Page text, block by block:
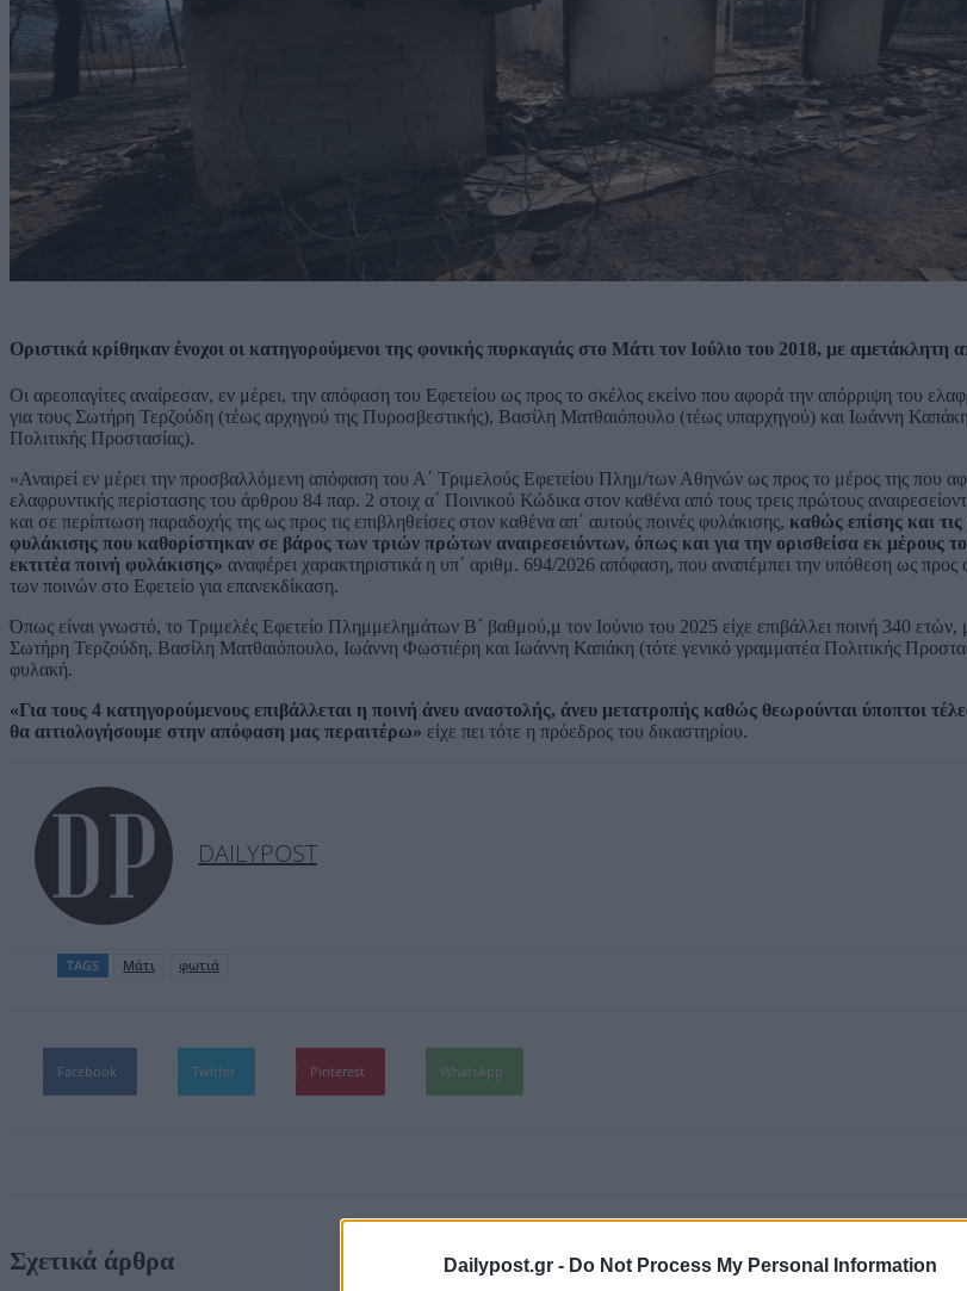
Dailypost.gr - Do Not Process My Personal Information
Οριστικά κρίθηκαν ένοχοι οι κατηγορούμενοι της φονικής πυρκαγιάς στο Μάτι τον Ιούλιο του 2018, με
Οι αρεοπαγίτες αναίρεσαν, εν μέρει, την απόφαση του Εφετείου ως προς το σκέλος εκείνο που αφορά την απόρριψη του
για τους Σωτήρη Τερζούδη (τέως αρχηγού της Πυροσβεστικής), Βασίλη Ματθαιόπουλο (τέως υπαρχηγού) και Ιωάννη
Πολιτικής Προστασίας).
«Αναιρεί εν μέρει την προσβαλλόμενη απόφαση του Α΄ Τριμελούς Εφετείου Πλημ/των Αθηνών ως προς το μέρος της που
ελαφρυντικής περίστασης του άρθρου 84 παρ. 2 στοιχ α΄ Ποινικού Κώδικα στον καθένα από τους τρεις πρώτους
και σε περίπτωση παραδοχής της ως προς τις επιβληθείσες στον καθένα απ΄ αυτούς ποινές φυλάκισης, καθώς επίσης και τις
φυλάκισης που καθορίστηκαν σε βάρος των τριών πρώτων αναιρεσειόντων, όπως και για την ορισθείσα εκ μέρους
εκτιτέα ποινή φυλάκισης» αναφέρει χαρακτηριστικά η υπ΄ αριθμ. 694/2026 απόφαση, που αναπέμπει την υπόθεση ως προς
των ποινών στο Εφετείο για επανεκδίκαση.
Όπως είναι γνωστό, το Τριμελές Εφετείο Πλημμελημάτων Β´ βαθμού,μ τον Ιούνιο του 2025 είχε επιβάλλει ποινή 340 ετών,
Σωτήρη Τερζούδη, Βασίλη Ματθαιόπουλο, Ιωάννη Φωστιέρη και Ιωάννη Καπάκη (τότε γενικό γραμματέα Πολιτικής
φυλακή.
«Για τους 4 κατηγορούμενους επιβάλλεται η ποινή άνευ αναστολής, άνευ μετατροπής καθώς θεωρούνται ύποπτοι
θα αιτιολογήσουμε στην απόφαση μας περαιτέρω» είχε πει τότε η πρόεδρος του δικαστηρίου.
DAILYPOST
TAGS Μάτι φωτιά
Facebook Twitter Pinterest WhatsApp
Σχετικά άρθρα